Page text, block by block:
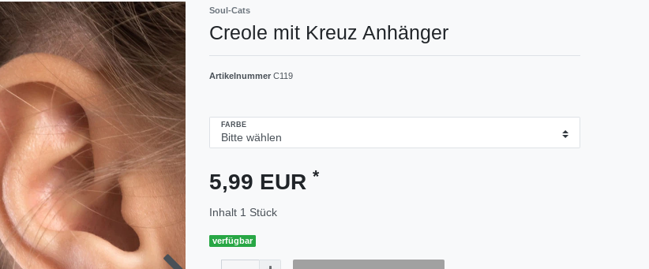
Soul-Cats
Creole mit Kreuz Anhänger
Artikelnummer C119
FARBE
5,99 EUR *
Inhalt 1 Stück
verfügbar